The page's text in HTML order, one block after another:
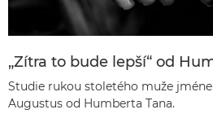
„Zítra to bude lepší“ od
Studie rukou stoletého muže
Augustus od Humberta Tana.